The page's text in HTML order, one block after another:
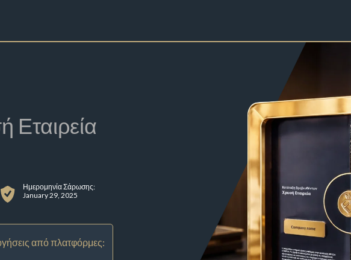
Εταιρεία
Ημερομηνία Σάρωσης:
January 29, 2025
από πλατφόρμες: